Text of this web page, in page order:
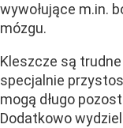
wywołujące m.in.
mózgu.
Kleszcze są
specjalnie
mogą długo
Dodatkowo